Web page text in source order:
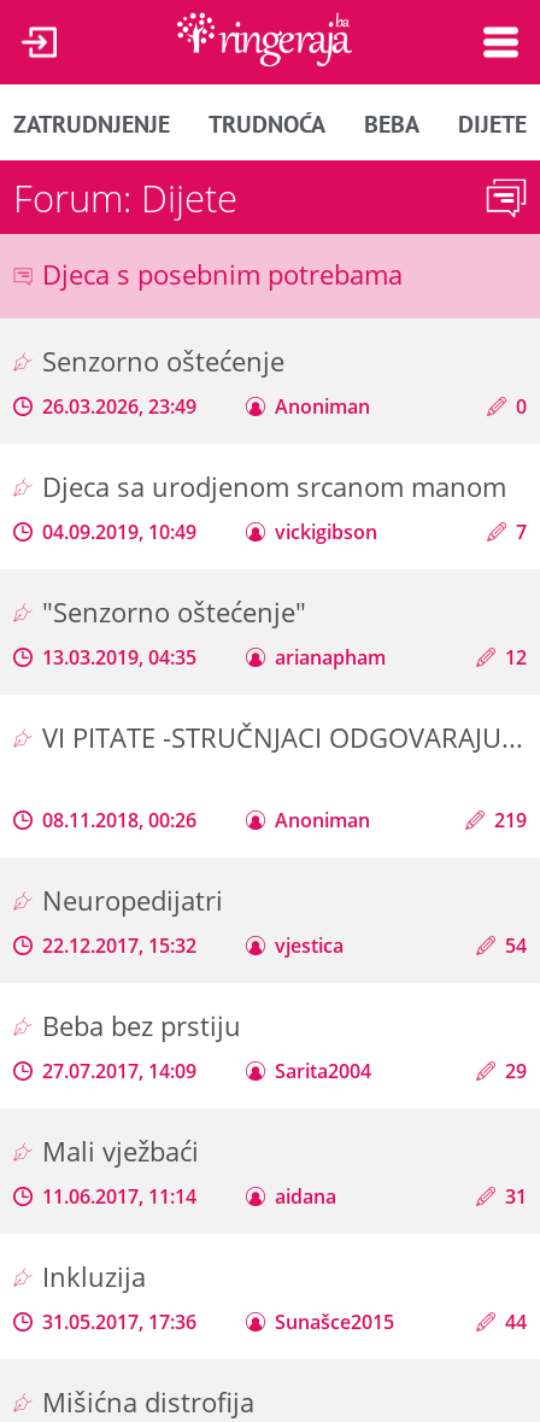
ZATRUDNJENJE TRUDNOĆA BEBA DIJETE
Forum: Dijete
Djeca s posebnim potrebama
Senzorno oštećenje
26.03.2026, 23:49 Anoniman 0
Djeca sa urodjenom srcanom manom
04.09.2019, 10:49 vickigibson 7
"Senzorno oštećenje"
13.03.2019, 04:35 arianapham 12
VI PITATE -STRUČNJACI ODGOVARAJU...
08.11.2018, 00:26 Anoniman 219
Neuropedijatri
22.12.2017, 15:32 vjestica 54
Beba bez prstiju
27.07.2017, 14:09 Sarita2004 29
Mali vježbaći
11.06.2017, 11:14 aidana 31
Inkluzija
31.05.2017, 17:36 Sunašce2015 44
Mišićna distrofija